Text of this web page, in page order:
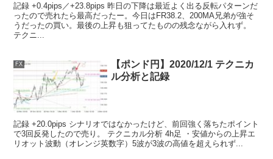
記録 +0.4pips／+23.8pips 昨日の下降は最近よく出る反転パターンだ
ったので売れたら最高だったー。今日はFR38.2、200MA兄弟が強そ
うだったの買い。最後の上昇も狙ってたものの残念ながら入れず。
テクニ...
FX
【ポンド円】2020/12/1 テクニカ
ル分析と記録
記録 +20.0pips シナリオではなかったけど、前回強く落ちたポイント
で3回反発したので売り。 テクニカル分析 4h足 ・安値からの上昇エ
リオット波動（オレンジ英数字）5波が3波の高値を超えられず...